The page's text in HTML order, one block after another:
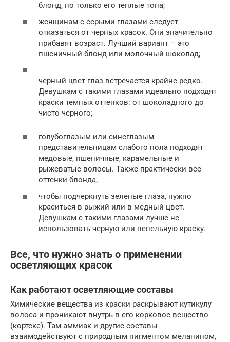
блонд, но только его теплые тона;
женщинам с серыми глазами следует
отказаться от черных красок. Они значительно
прибавят возраст. Лучший вариант – это
пшеничный блонд или молочный шоколад;
черный цвет глаз встречается крайне редко.
Девушкам с такими глазами идеально подходят
краски темных оттенков: от шоколадного до
чисто черного;
голубоглазым или синеглазым
представительницам слабого пола подходят
медовые, пшеничные, карамельные и
рыжеватые волосы. Также практически все
оттенки блонда;
чтобы подчеркнуть зеленые глаза, нужно
краситься в рыжий или в медный цвет.
Девушкам с такими глазами лучше не
использовать черную или пепельную краску.
Все, что нужно знать о применении
осветляющих красок
Как работают осветляющие составы
Химические вещества из краски раскрывают кутикулу
волоса и проникают внутрь в его корковое вещество
(кортекс). Там аммиак и другие составы
взаимодействуют с природным пигментом меланином,